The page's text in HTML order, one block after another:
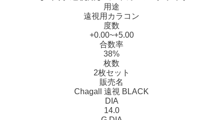
用途
遠視用カラコン
度数
+0.00~+5.00
合数率
38%
枚数
2枚セット
販売名
Chagall 遠視 BLACK
DIA
14.0